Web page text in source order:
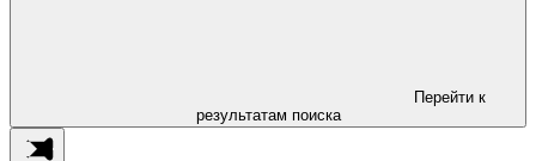
Перейти к
результатам поиска